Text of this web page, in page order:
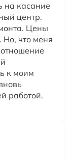
на касание
центр.
Цены
что меня
к моим
работой.